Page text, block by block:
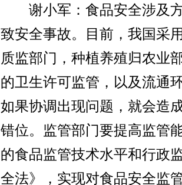
谢小军：食品安全涉及方
致安全事故。目前，我国采
质监部门，种植养殖归农业
的卫生许可监管，以及流通
如果协调出现问题，就会造
错位。监管部门要提高监管
的食品监管技术水平和行政
全法》，实现对食品安全监